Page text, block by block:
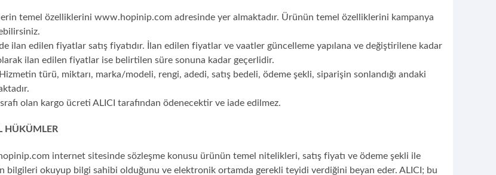
temel özelliklerini www.hopinip.com adresinde yer almaktadır. Ürünün temel özelliklerini kampanya
ilan edilen fiyatlar satış fiyatıdır. İlan edilen fiyatlar ve vaatler güncelleme yapılana ve değiştirilene kadar
ilan edilen fiyatlar ise belirtilen süre sonuna kadar geçerlidir.
türü, miktarı, marka/modeli, rengi, adedi, satış bedeli, ödeme şekli, siparişin sonlandığı andaki
olan kargo ücreti ALICI tarafından ödenecektir ve iade edilmez.
HÜKÜMLER
internet sitesinde sözleşme konusu ürünün temel nitelikleri, satış fiyatı ve ödeme şekli ile
bilgileri okuyup bilgi sahibi olduğunu ve elektronik ortamda gerekli teyidi verdiğini beyan eder. ALICI; bu